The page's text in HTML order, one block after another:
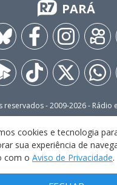
PARÁ
reservados - 2009-2026- Rádio
FALE CONOSCO
TERMOS E CONDIÇÕES DE USO
cookies e tecnologia
sua experiência de
com o Aviso de Privacidade.